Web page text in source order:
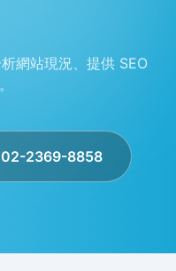
網站現況、提供 SEO
02-2369-8858